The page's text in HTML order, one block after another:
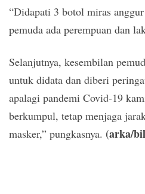
“Didapati 3 botol miras
pemuda ada perempuan dan
Selanjutnya, kesembilan
untuk didata dan diberi
apalagi pandemi Covid-19
berkumpul, tetap menjaga
masker,” pungkasnya. (arka/